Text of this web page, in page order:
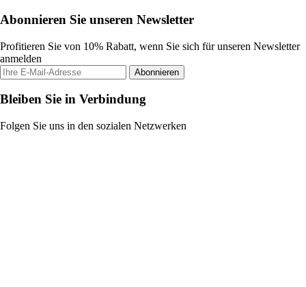
Abonnieren Sie unseren Newsletter
Profitieren Sie von 10% Rabatt, wenn Sie sich für unseren Newsletter
anmelden
Abonnieren
Bleiben Sie in Verbindung
Folgen Sie uns in den sozialen Netzwerken